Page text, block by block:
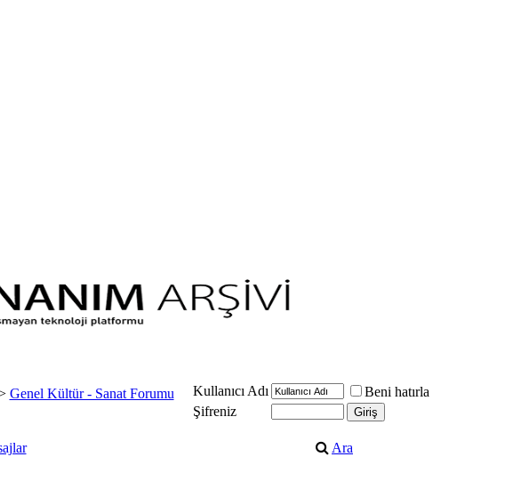
Genel Kültür - Sanat Forumu
Kullanıcı Adı
Beni hatırla
Şifreniz
Ara